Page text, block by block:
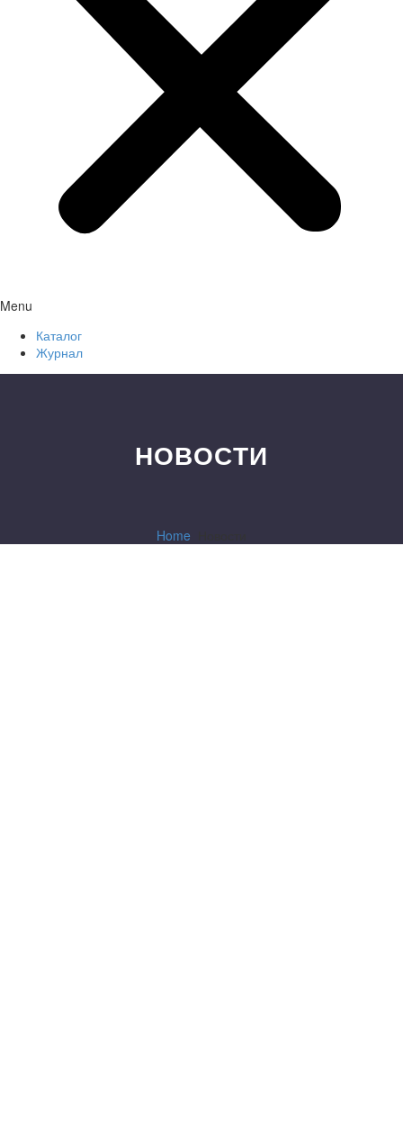
Menu
Каталог
Журнал
НОВОСТИ
Home